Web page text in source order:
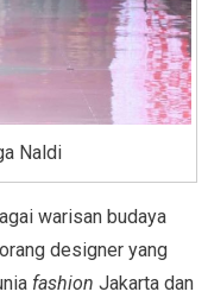
Naldi
warisan budaya
designer yang
fashion Jakarta dan